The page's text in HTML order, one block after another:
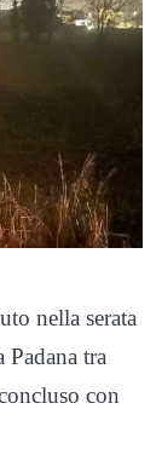
nella serata
tra
con